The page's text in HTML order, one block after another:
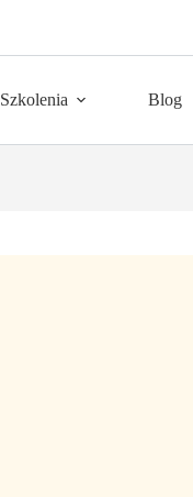
Szkolenia Blog